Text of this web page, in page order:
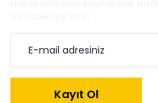
Kayıt Ol